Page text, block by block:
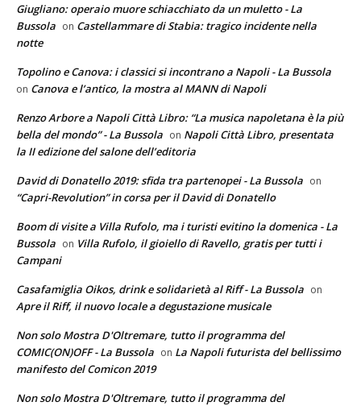
Giugliano: operaio muore schiacchiato da un muletto - La
Bussola on Castellammare di Stabia: tragico incidente nella
notte
Topolino e Canova: i classici si incontrano a Napoli - La Bussola
on Canova e l’antico, la mostra al MANN di Napoli
Renzo Arbore a Napoli Città Libro: “La musica napoletana è la più
bella del mondo” - La Bussola on Napoli Città Libro, presentata
la II edizione del salone dell’editoria
David di Donatello 2019: sfida tra partenopei - La Bussola on
“Capri-Revolution” in corsa per il David di Donatello
Boom di visite a Villa Rufolo, ma i turisti evitino la domenica - La
Bussola on Villa Rufolo, il gioiello di Ravello, gratis per tutti i
Campani
Casafamiglia Oikos, drink e solidarietà al Riff - La Bussola on
Apre il Riff, il nuovo locale a degustazione musicale
Non solo Mostra D'Oltremare, tutto il programma del
COMIC(ON)OFF - La Bussola on La Napoli futurista del bellissimo
manifesto del Comicon 2019
Non solo Mostra D'Oltremare, tutto il programma del